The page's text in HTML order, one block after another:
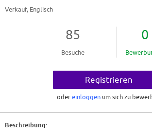
Verkauf, Englisch
85
Besuche
0
Registrieren
odereinloggen um sich zu
Beschreibung: